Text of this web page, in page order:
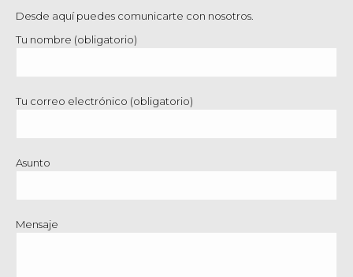
Desde aquí puedes comunicarte con nosotros.
Tu nombre (obligatorio)
Tu correo electrónico (obligatorio)
Asunto
Mensaje